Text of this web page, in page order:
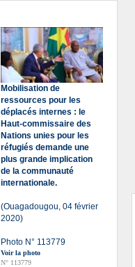
Mobilisation de
ressources pour les
déplacés internes : le
Haut-commissaire des
Nations unies pour les
réfugiés demande une
plus grande implication
de la communauté
internationale.
(Ouagadougou, 04 février
2020)
Photo N° 113779
Voir la photo
N° 113779